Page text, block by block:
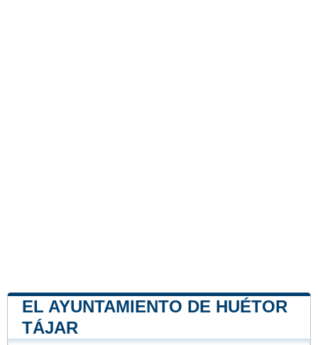
EL AYUNTAMIENTO DE HUÉTOR
TÁJAR